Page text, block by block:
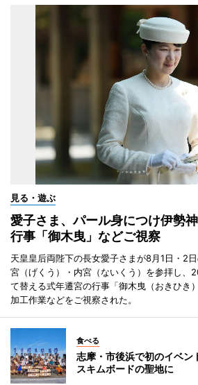
見る・遊ぶ
愛子さま、パール身につけ伊勢
行事「御木曳」などご視察
天皇皇后両陛下の長女愛子さまが8月1日・2
宮（げくう）・内宮（ないくう）を参拝し、
て替える式年遷宮の行事「御木曳（おきひき
加工作業などをご視察された。
食べる
志摩・市後浜で初のイベ
スキムボードの聖地に